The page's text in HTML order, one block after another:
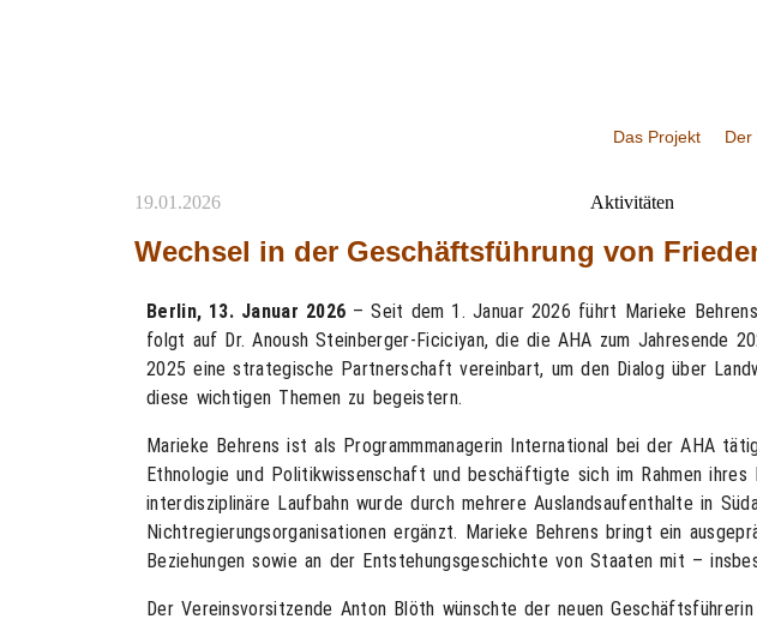
Das Projekt Der
19.01.2026 Aktivitäten
Wechsel in der Geschäftsführung von
Berlin, 13. Januar 2026 – Seit dem 1. Januar 2026 führt Marieke
folgt auf Dr. Anoush Steinberger-Ficiciyan, die die AHA zum Jahresende
2025 eine strategische Partnerschaft vereinbart, um den Dialog über
diese wichtigen Themen zu begeistern.
Marieke Behrens ist als Programmmanagerin International bei der AHA
Ethnologie und Politikwissenschaft und beschäftigte sich im Rahmen
interdisziplinäre Laufbahn wurde durch mehrere Auslandsaufenthalte in
Nichtregierungsorganisationen ergänzt. Marieke Behrens bringt ein
Beziehungen sowie an der Entstehungsgeschichte von Staaten mit –
Der Vereinsvorsitzende Anton Blöth wünschte der neuen